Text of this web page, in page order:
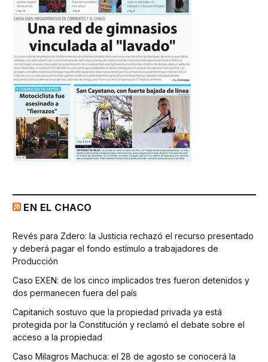
EN EL CHACO
Revés para Zdero: la Justicia rechazó el recurso presentado
y deberá pagar el fondo estímulo a trabajadores de
Producción
Caso EXEN: de los cinco implicados tres fueron detenidos y
dos permanecen fuera del país
Capitanich sostuvo que la propiedad privada ya está
protegida por la Constitución y reclamó el debate sobre el
acceso a la propiedad
Caso Milagros Machuca: el 28 de agosto se conocerá la